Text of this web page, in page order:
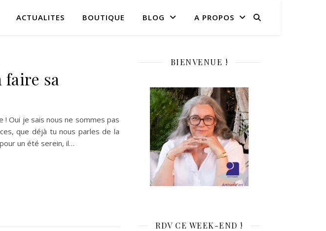
ACTUALITES BOUTIQUE BLOG A PROPOS
faire sa
Oui je sais nous ne sommes pas
que déjà tu nous parles de la
un été serein, il…
BIENVENUE !
RDV CE WEEK-END !